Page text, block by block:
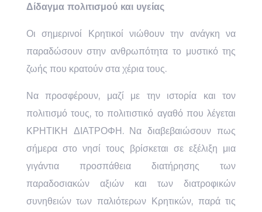
Δίδαγμα πολιτισμού και υγείας
Οι σημερινοί Κρητικοί νιώθουν την ανάγκη να
παραδώσουν στην ανθρωπότητα το μυστικό της
ζωής που κρατούν στα χέρια τους.
Να προσφέρουν, μαζί με την ιστορία και τον
πολιτισμό τους, το πολιτιστικό αγαθό που λέγεται
ΚΡΗΤΙΚΗ ΔΙΑΤΡΟΦΗ. Να διαβεβαιώσουν πως
σήμερα στο νησί τους βρίσκεται σε εξέλιξη μια
γιγάντια προσπάθεια διατήρησης των
παραδοσιακών αξιών και των διατροφικών
συνηθειών των παλιότερων Κρητικών, παρά τις